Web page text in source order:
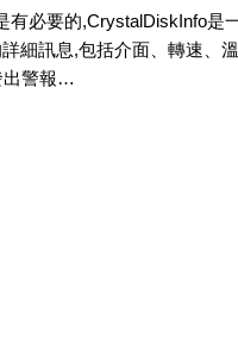
必要的,CrystalDiskInfo是
細訊息,包括介面、轉速、
出警報…